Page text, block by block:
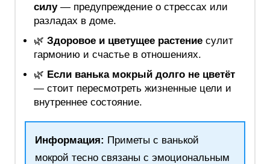
силу— предупреждение о стрессах или
разладах в доме.
🌿 Здоровое и цветущее растениесулит
гармонию и счастье в отношениях.
🌿 Если ванька мокрый долго не цветёт
— стоит пересмотреть жизненные цели и
внутреннее состояние.
Информация: Приметы с ванькой
мокрой тесно связаны с эмоциональным